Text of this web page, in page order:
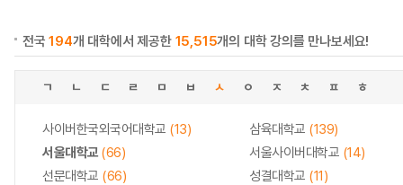
전국194개 대학에서 제공한 15,515개의 대학 강의를 만나보세요!
ㄱ ㄴ ㄷ ㄹ ㅁ ㅂ ㅅ ㅇ ㅈ ㅊ ㅍ ㅎ
사이버한국외국어대학교 (13) 삼육대학교 (139)
서울대학교(66) 서울사이버대학교 (14)
선문대학교 (66) 성결대학교 (11)